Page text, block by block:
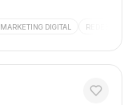
MARKETING DIGITAL REDES